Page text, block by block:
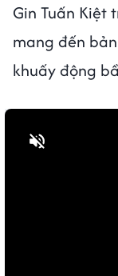
Gin Tuấn Kiệt
mang đến
khuấy động